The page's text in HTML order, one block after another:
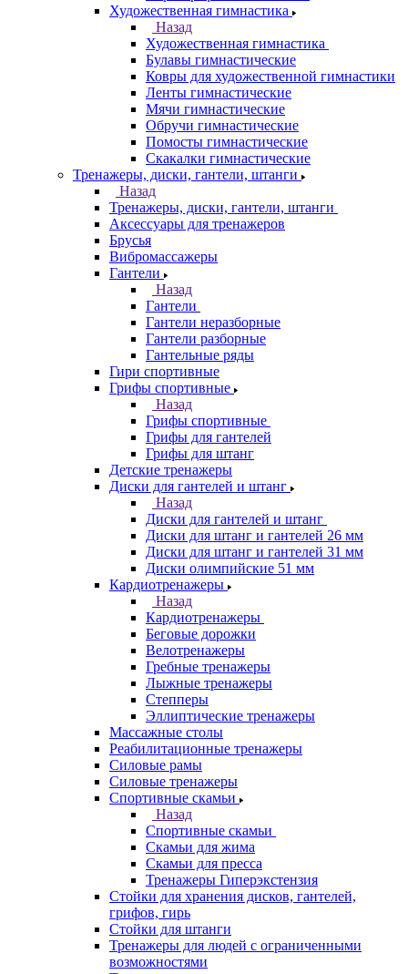
Художественная гимнастика
Назад
Художественная гимнастика
Булавы гимнастические
Ковры для художественной гимнастики
Ленты гимнастические
Мячи гимнастические
Обручи гимнастические
Помосты гимнастические
Скакалки гимнастические
Тренажеры, диски, гантели, штанги
Назад
Тренажеры, диски, гантели, штанги
Аксессуары для тренажеров
Брусья
Вибромассажеры
Гантели
Назад
Гантели
Гантели неразборные
Гантели разборные
Гантельные ряды
Гири спортивные
Грифы спортивные
Назад
Грифы спортивные
Грифы для гантелей
Грифы для штанг
Детские тренажеры
Диски для гантелей и штанг
Назад
Диски для гантелей и штанг
Диски для штанг и гантелей 26 мм
Диски для штанг и гантелей 31 мм
Диски олимпийские 51 мм
Кардиотренажеры
Назад
Кардиотренажеры
Беговые дорожки
Велотренажеры
Гребные тренажеры
Лыжные тренажеры
Степперы
Эллиптические тренажеры
Массажные столы
Реабилитационные тренажеры
Силовые рамы
Силовые тренажеры
Спортивные скамьи
Назад
Спортивные скамьи
Скамьи для жима
Скамьи для пресса
Тренажеры Гиперэкстензия
Стойки для хранения дисков, гантелей,
грифов, гирь
Стойки для штанги
Тренажеры для людей с ограниченными
возможностями